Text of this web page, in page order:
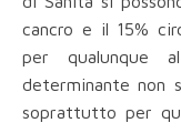
cancro e il 15%
per qualunque
determinante non
soprattutto per